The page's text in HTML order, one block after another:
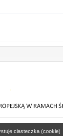
ciasteczka (cookie)